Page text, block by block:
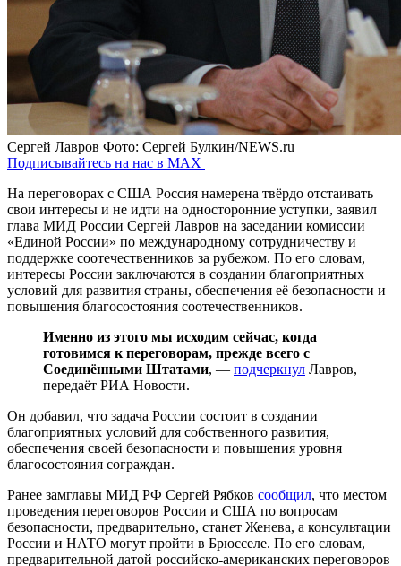
Сергей Лавров Фото: Сергей Булкин/NEWS.ru
Подписывайтесь на нас в MAX
На переговорах с США Россия намерена твёрдо отстаивать
свои интересы и не идти на односторонние уступки, заявил
глава МИД России Сергей Лавров на заседании комиссии
«Единой России» по международному сотрудничеству и
поддержке соотечественников за рубежом. По его словам,
интересы России заключаются в создании благоприятных
условий для развития страны, обеспечения её безопасности и
повышения благосостояния соотечественников.
Именно из этого мы исходим сейчас, когда
готовимся к переговорам, прежде всего с
Соединёнными Штатами, — подчеркнул Лавров,
передаёт РИА Новости.
Он добавил, что задача России состоит в создании
благоприятных условий для собственного развития,
обеспечения своей безопасности и повышения уровня
благосостояния сограждан.
Ранее замглавы МИД РФ Сергей Рябков сообщил, что местом
проведения переговоров России и США по вопросам
безопасности, предварительно, станет Женева, а консультации
России и НАТО могут пройти в Брюсселе. По его словам,
предварительной датой российско-американских переговоров